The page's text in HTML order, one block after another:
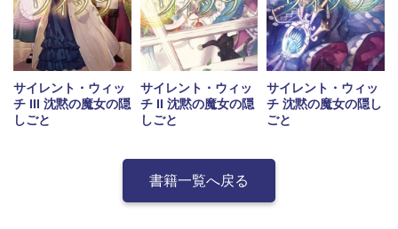
サイレント・ウィッ
チ III 沈黙の魔女の隠
しごと
サイレント・ウィッ
チ II 沈黙の魔女の隠
しごと
サイレント・ウィッ
チ 沈黙の魔女の隠し
ごと
書籍一覧へ戻る